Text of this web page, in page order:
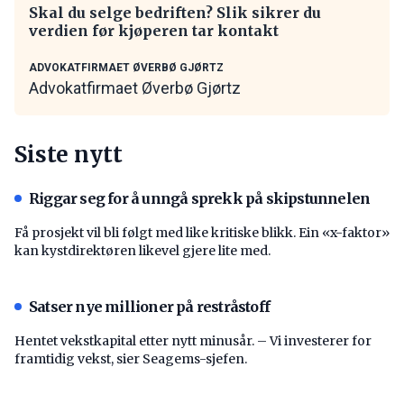
Skal du selge bedriften? Slik sikrer du
verdien før kjøperen tar kontakt
ADVOKATFIRMAET ØVERBØ GJØRTZ
Advokatfirmaet Øverbø Gjørtz
Siste nytt
Riggar seg for å unngå sprekk på skipstunnelen
Få prosjekt vil bli følgt med like kritiske blikk. Ein «x-faktor»
kan kystdirektøren likevel gjere lite med.
Satser nye millioner på restråstoff
Hentet vekstkapital etter nytt minusår. – Vi investerer for
framtidig vekst, sier Seagems-sjefen.